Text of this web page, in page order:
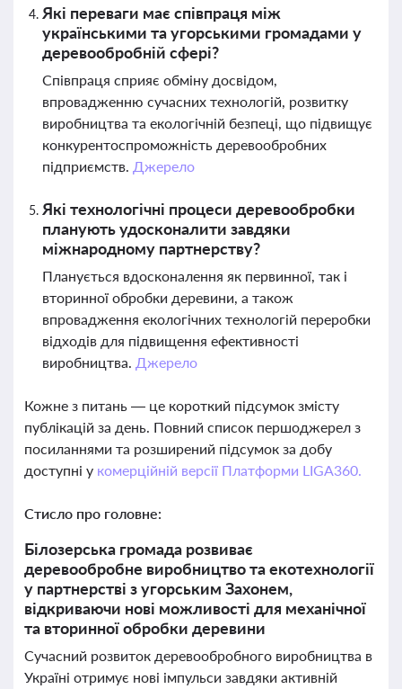
Які переваги має співпраця між
українськими та угорськими громадами у
деревообробній сфері?
Співпраця сприяє обміну досвідом,
впровадженню сучасних технологій, розвитку
виробництва та екологічній безпеці, що підвищує
конкурентоспроможність деревообробних
підприємств. Джерело
Які технологічні процеси деревообробки
планують удосконалити завдяки
міжнародному партнерству?
Планується вдосконалення як первинної, так і
вторинної обробки деревини, а також
впровадження екологічних технологій переробки
відходів для підвищення ефективності
виробництва. Джерело
Кожне з питань — це короткий підсумок змісту
публікацій за день. Повний список першоджерел з
посиланнями та розширений підсумок за добу
доступні у комерційній версії Платформи LIGA360.
Стисло про головне:
Білозерська громада розвиває
деревообробне виробництво та екотехнології
у партнерстві з угорським Захонем,
відкриваючи нові можливості для механічної
та вторинної обробки деревини
Сучасний розвиток деревообробного виробництва в
Україні отримує нові імпульси завдяки активній